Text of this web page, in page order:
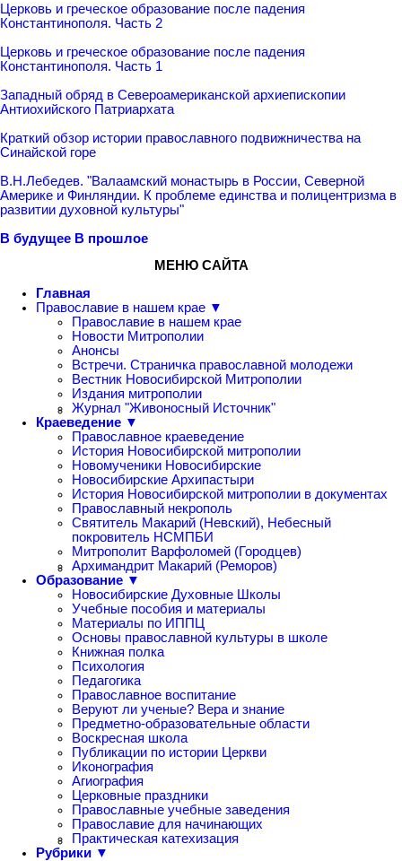
Церковь и греческое образование после падения
Константинополя. Часть 2
Церковь и греческое образование после падения
Константинополя. Часть 1
Западный обряд в Североамериканской архиепископии
Антиохийского Патриархата
Краткий обзор истории православного подвижничества на
Синайской горе
В.Н.Лебедев. "Валаамский монастырь в России, Северной
Америке и Финляндии. К проблеме единства и полицентризма в
развитии духовной культуры"
В будущее В прошлое
МЕНЮ САЙТА
Главная
Православие в нашем крае ▼
Православие в нашем крае
Новости Митрополии
Анонсы
Встречи. Страничка православной молодежи
Вестник Новосибирской Митрополии
Издания митрополии
Журнал "Живоносный Источник"
Краеведение ▼
Православное краеведение
История Новосибирской митрополии
Новомученики Новосибирские
Новосибирские Архипастыри
История Новосибирской митрополии в документах
Православный некрополь
Святитель Макарий (Невский), Небесный
покровитель НСМПБИ
Митрополит Варфоломей (Городцев)
Архимандрит Макарий (Реморов)
Образование ▼
Новосибирские Духовные Школы
Учебные пособия и материалы
Материалы по ИППЦ
Основы православной культуры в школе
Книжная полка
Психология
Педагогика
Православное воспитание
Веруют ли ученые? Вера и знание
Предметно-образовательные области
Воскресная школа
Публикации по истории Церкви
Иконография
Агиография
Церковные праздники
Православные учебные заведения
Православие для начинающих
Практическая катехизация
Рубрики ▼